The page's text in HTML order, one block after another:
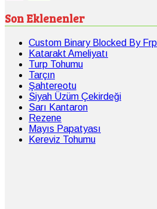
Son Eklenenler
Custom Binary Blocked By
Katarakt Ameliyatı
Turp Tohumu
Tarçın
Şahtereotu
Siyah Üzüm Çekirdeği
Sarı Kantaron
Rezene
Mayıs Papatyası
Kereviz Tohumu